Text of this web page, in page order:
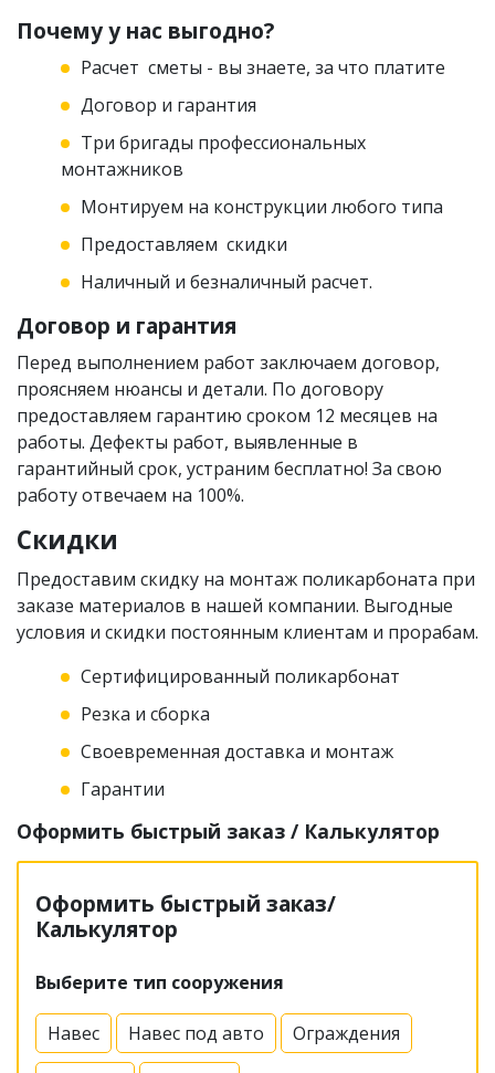
Почему у нас выгодно?
Расчет сметы - вы знаете, за что платите
Договор и гарантия
Три бригады профессиональных
монтажников
Монтируем на конструкции любого типа
Предоставляем скидки
Наличный и безналичный расчет.
Договор и гарантия
Перед выполнением работ заключаем договор,
проясняем нюансы и детали. По договору
предоставляем гарантию сроком 12 месяцев на
работы. Дефекты работ, выявленные в
гарантийный срок, устраним бесплатно! За свою
работу отвечаем на 100%.
Скидки
Предоставим скидку на монтаж поликарбоната при
заказе материалов в нашей компании. Выгодные
условия и скидки постоянным клиентам и прорабам.
Сертифицированный поликарбонат
Резка и сборка
Своевременная доставка и монтаж
Гарантии
Оформить быстрый заказ / Калькулятор
Оформить быстрый заказ/
Калькулятор
Выберите тип сооружения
Навес Навес под авто
Ограждения